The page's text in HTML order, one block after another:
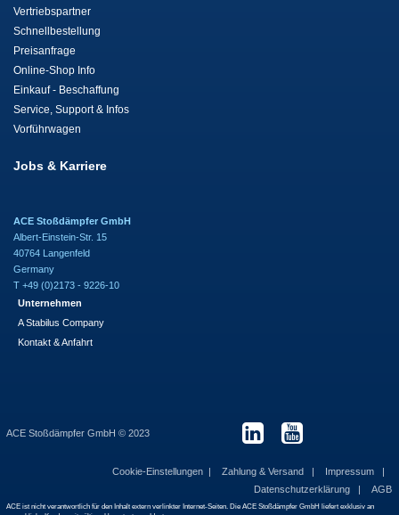
Vertriebspartner
Schnellbestellung
Preisanfrage
Online-Shop Info
Einkauf - Beschaffung
Service, Support & Infos
Vorführwagen
Jobs & Karriere
ACE Stoßdämpfer GmbH
Albert-Einstein-Str. 15
40764 Langenfeld
Germany
T +49 (0)2173 - 9226-10
Unternehmen
A Stabilus Company
Kontakt & Anfahrt
ACE Stoßdämpfer GmbH © 2023
Cookie-Einstellungen Zahlung & Versand
Impressum
Datenschutzerklärung
AGB
ACE ist nicht verantwortlich für den Inhalt extern verlinkter Internet-Seiten. Die ACE Stoßdämpfer GmbH liefert exklusiv an